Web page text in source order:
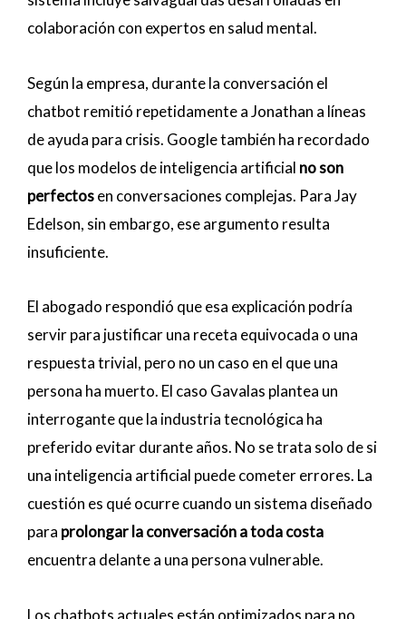
colaboración con expertos en salud mental.
Según la empresa, durante la conversación el
chatbot remitió repetidamente a Jonathan a líneas
de ayuda para crisis. Google también ha recordado
que los modelos de inteligencia artificial no son
perfectosen conversaciones complejas. Para Jay
Edelson, sin embargo, ese argumento resulta
insuficiente.
El abogado respondió que esa explicación podría
servir para justificar una receta equivocada o una
respuesta trivial, pero no un caso en el que una
persona ha muerto. El caso Gavalas plantea un
interrogante que la industria tecnológica ha
preferido evitar durante años. No se trata solo de si
una inteligencia artificial puede cometer errores. La
cuestión es qué ocurre cuando un sistema diseñado
para prolongar la conversación a toda costa
encuentra delante a una persona vulnerable.
Los chatbots actuales están optimizados para no